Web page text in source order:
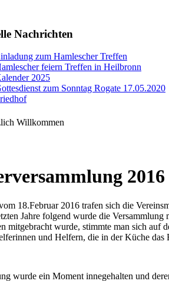
Nachrichten
zum Hamlescher Treffen
feiern Treffen in Heilbronn
2025
zum Sonntag Rogate 17.05.2020
Willkommen
2016
18.Februar 2016 trafen sich die
Jahre folgend wurde die
mitgebracht wurde, stimmte man sich auf
und Helfern, die in der Küche das
wurde ein Moment innegehalten und